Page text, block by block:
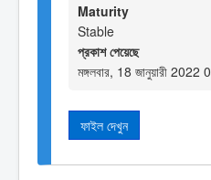
Maturity
Stable
প্রকাশ পেয়েছে
মঙ্গলবার, 18 জানুয়ারী 2022
ফাইল দেখুন